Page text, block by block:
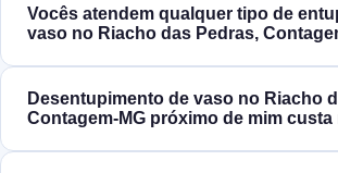
Vocês atendem qualquer tipo de
vaso no Riacho das Pedras,
Desentupimento de vaso no Riacho
Contagem‑MG próximo de mim custa